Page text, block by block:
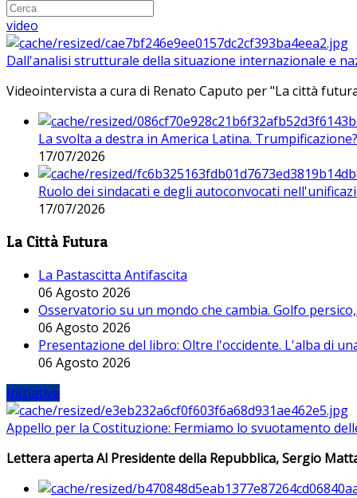
video
Dall'analisi strutturale della situazione internazionale e
Videointervista a cura di Renato Caputo per "La città
La svolta a destra in America Latina. Trumpificazione?
17/07/2026
Ruolo dei sindacati e degli autoconvocati
17/07/2026
La Città Futura
La Pastascitta Antifascita
06 Agosto 2026
Osservatorio su un mondo che cambia. Golfo
06 Agosto 2026
Presentazione del libro: Oltre l'occidente. L'alba di
06 Agosto 2026
Iniziative
Appello per la Costituzione: Fermiamo lo svuotamento
Lettera aperta Al Presidente della Repubblica, Sergio